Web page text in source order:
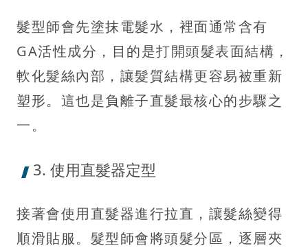
髮型師會先塗抹電髮水，裡面通常含有
GA活性成分，目的是打開頭髮表面結構，
軟化髮絲內部，讓髮質結構更容易被重新
塑形。這也是負離子直髮最核心的步驟之
一。
3. 使用直髮器定型
接著會使用直髮器進行拉直，讓髮絲變得
順滑貼服。髮型師會將頭髮分區，逐層夾